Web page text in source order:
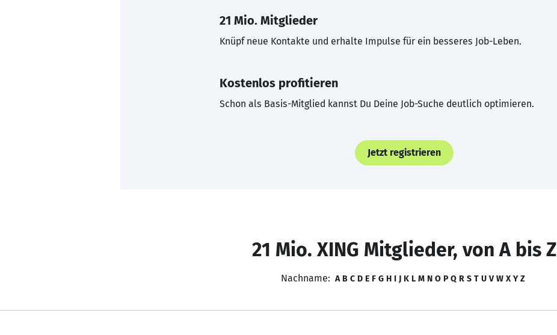
21 Mio. Mitglieder
Knüpf neue Kontakte und erhalte Impulse für ein besseres Job-Leben.
Kostenlos profitieren
Schon als Basis-Mitglied kannst Du Deine Job-Suche deutlich optimieren.
Jetzt registrieren
21 Mio. XING Mitglieder, von A bis Z
Nachname: A B C D E F G H I J K L M N O P Q R S T U V W X Y Z